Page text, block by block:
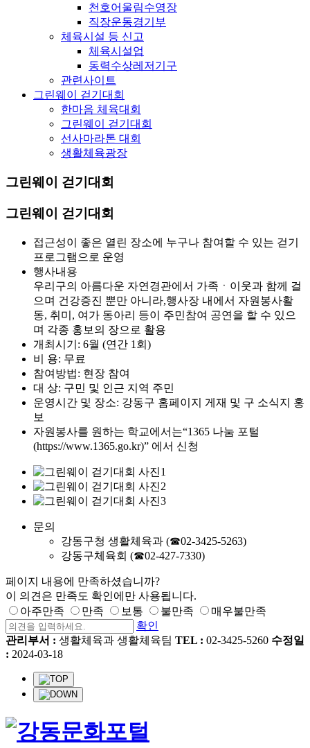
천호어울림수영장
직장운동경기부
체육시설 등 신고
체육시설업
동력수상레저기구
관련사이트
그린웨이 걷기대회
한마음 체육대회
그린웨이 걷기대회
선사마라톤 대회
생활체육광장
그린웨이 걷기대회
그린웨이 걷기대회
접근성이 좋은 열린 장소에 누구나 참여할 수 있는 걷기
프로그램으로 운영
행사내용
우리구의 아름다운 자연경관에서 가족ㆍ이웃과 함께 걸
으며 건강증진 뿐만 아니라,행사장 내에서 자원봉사활
동, 취미, 여가 동아리 등이 주민참여 공연을 할 수 있으
며 각종 홍보의 장으로 활용
개최시기: 6월 (연간 1회)
비 용: 무료
참여방법: 현장 참여
대 상: 구민 및 인근 지역 주민
운영시간 및 장소: 강동구 홈페이지 게재 및 구 소식지 홍
보
자원봉사를 원하는 학교에서는“1365 나눔 포털
(https://www.1365.go.kr)” 에서 신청
문의
강동구청 생활체육과 (☎02-3425-5263)
강동구체육회 (☎02-427-7330)
페이지 내용에 만족하셨습니까?
이 의견은 만족도 확인에만 사용됩니다.
아주만족
만족 보통 불만족
매우불만족
확인
관리부서 : 생활체육과 생활체육팀 TEL : 02-3425-5260 수정일
: 2024-03-18